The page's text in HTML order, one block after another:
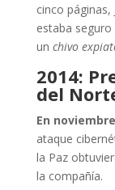
cinco páginas,
estaba
un chivo
2014:
del
En
ataque
la Paz
la compañía.